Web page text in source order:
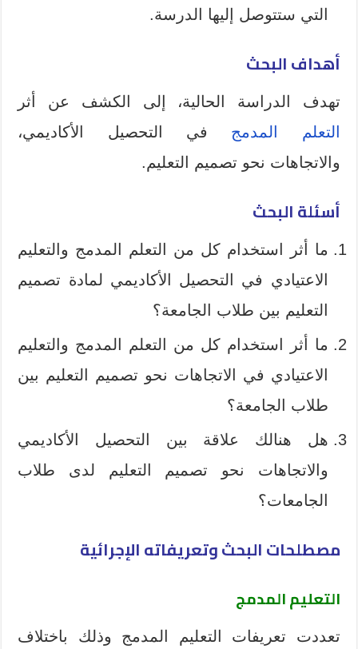
التي ستتوصل إليها الدرسة.
أهداف البحث
تهدف الدراسة الحالیة، إلى الكشف عن أثر
التعلم المدمج في التحصيل الأكاديمي،
والاتجاهات نحو تصميم التعلیم.
أسئلة البحث
ما أثر استخدام كل من التعلم المدمج والتعلیم
الاعتیادي في التحصیل الأكاديمي لمادة تصمیم
التعليم بین طلاب الجامعة؟
ما أثر استخدام كل من التعلم المدمج والتعلیم
الاعتیادي في الاتجاهات نحو تصميم التعليم بين
طلاب الجامعة؟
هل هنالك علاقة بین التحصیل الأكادیمي
والاتجاهات نحو تصمیم التعليم لدى طلاب
الجامعات؟
مصطلحات البحث وتعريفاته الإجرائية
التعليم المدمج
تعددت تعريفات التعليم المدمج وذلك باختلاف